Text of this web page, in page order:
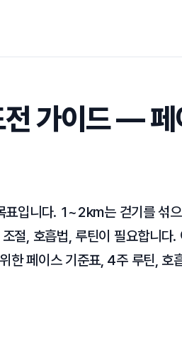
가이드 — 페
입니다. 1~2km는 걷기를 섞
절, 호흡법, 루틴이 필요합니다.
한 페이스 기준표, 4주 루틴, 호